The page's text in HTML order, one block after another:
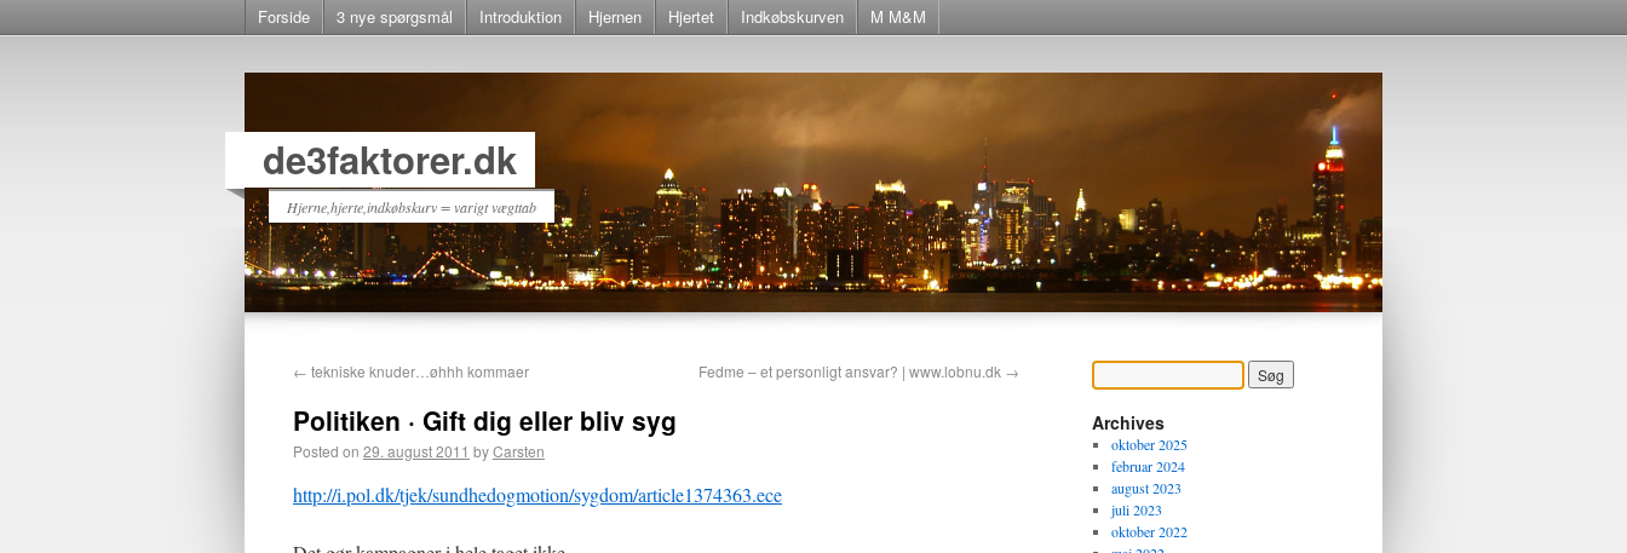
Forside 3 nye spørgsmål Introduktion Hjernen Hjertet Indkøbskurven M M&M
de3faktorer.dk
Hjerne,hjerte,indkøbskurv = varigt vægttab
← tekniske knuder…øhhh kommaer Fedme – et personligt ansvar? | www.lobnu.dk →
Politiken · Gift dig eller bliv syg
Posted on 29. august 2011 byCarsten
http://i.pol.dk/tjek/sundhedogmotion/sygdom/article1374363.ece
Archives
oktober 2025
februar 2024
august 2023
juli 2023
oktober 2022